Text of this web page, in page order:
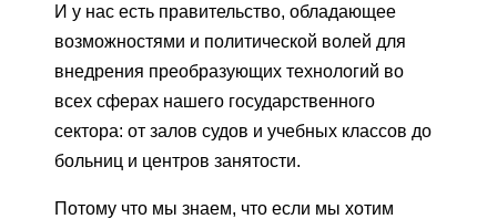
И у нас есть правительство, обладающее
возможностями и политической волей для
внедрения преобразующих технологий во
всех сферах нашего государственного
сектора: от залов судов и учебных классов до
больниц и центров занятости.
Потому что мы знаем, что если мы хотим